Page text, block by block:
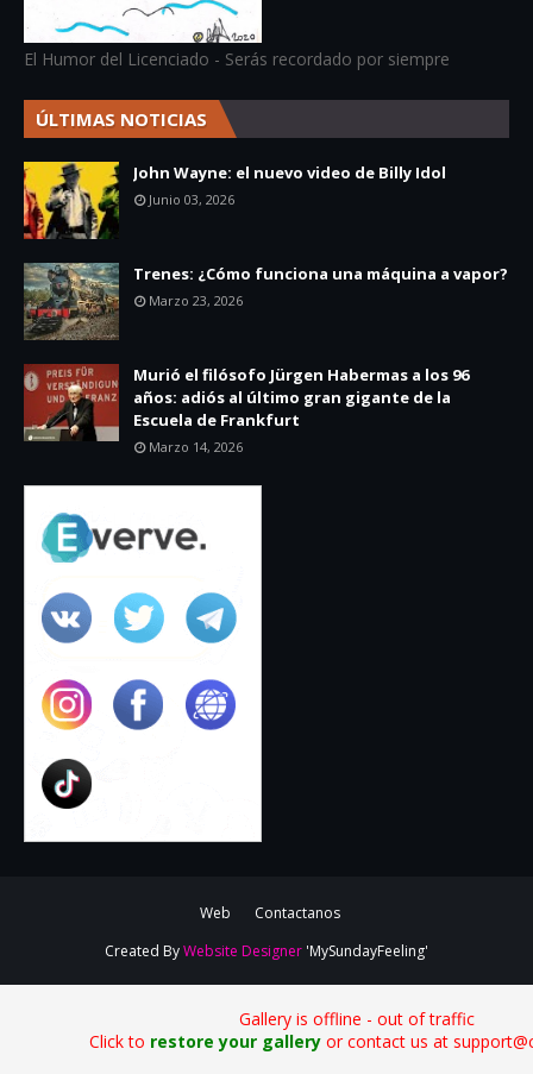
El Humor del Licenciado - Serás recordado por siempre
ÚLTIMAS NOTICIAS
John Wayne: el nuevo video de Billy Idol
Junio 03, 2026
Trenes: ¿Cómo funciona una máquina a vapor?
Marzo 23, 2026
Murió el filósofo Jürgen Habermas a los 96
años: adiós al último gran gigante de la
Escuela de Frankfurt
Marzo 14, 2026
Web
Contactanos
Created ByWebsite Designer 'MySundayFeeling'
Gallery is offline - out of traffic
Click to restore your galleryor contact us at